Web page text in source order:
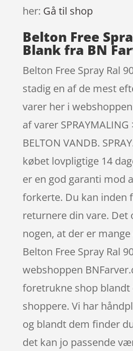
her: Gå til shop
Belton Free
Blank fra BN
Belton Free Spray Ral
stadig en af de mest
varer her i
af varer SPRAYMALING
BELTON VANDB.
købet lovpligtige 14
er en god garanti mod
forkerte. Du kan inden
returnere din vare. Det
nogen, at der er
Belton Free Spray Ral
webshoppen
foretrukne shop blandt
shoppere. Vi har
og blandt dem finder
det kan jo passende